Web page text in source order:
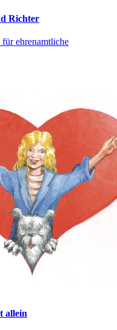
Richter
für ehrenamtliche
allein